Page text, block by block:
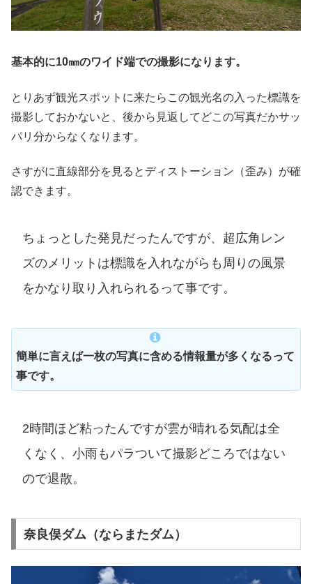
基本的に10㎜のワイド端での撮影になります。
とりあず観光スポットに来たらこの観光名の入った標識を
撮影しておかないと、後から見返してどこの写真だかサッ
パリ分からなくなります。
さすがに直線部分を見るとディストーション（歪み）が確
認できます。
ちょっとした発見だったんですが、超広角レン
ズのメリットは標識を入れながらも周りの風景
をかなり取り入れられるって事です。
簡単に言えば一枚の写真に含める情報量が多くなるって
事です。
2時間ほど粘ったんですが雲が晴れる気配は全
くなく、小雨もパラついて撮影どころではない
ので退散。
奈良俣ダム（ならまたダム）